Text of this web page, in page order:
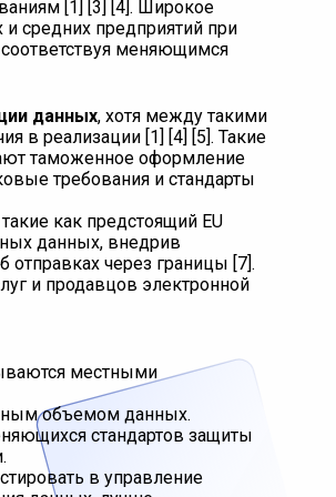
[1] [3] [4]. Широкое
средних предприятий при
меняющимся
данных, хотя между такими
в реализации [1] [4] [5]. Такие
таможенное оформление
требования и стандарты
как предстоящий EU
данных, внедрив
через границы [7].
и продавцов электронной
местными
объемом данных.
стандартов защиты
в управление